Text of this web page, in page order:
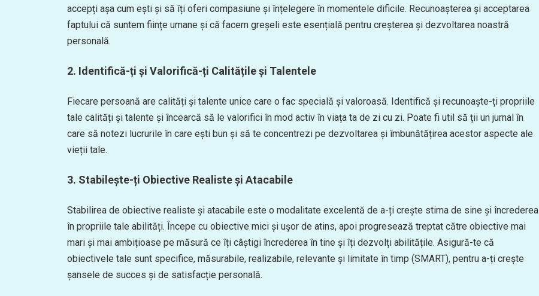
accepți așa cum ești și să îți oferi compasiune și înțelegere în momentele dificile. Recunoașterea și acceptarea
faptului că suntem ființe umane și că facem greșeli este esențială pentru creșterea și dezvoltarea noastră
personală.
2. Identifică-ți și Valorifică-ți Calitățile și Talentele
Fiecare persoană are calități și talente unice care o fac specială și valoroasă. Identifică și recunoaște-ți propriile
tale calități și talente și încearcă să le valorifici în mod activ în viața ta de zi cu zi. Poate fi util să ții un jurnal în
care să notezi lucrurile în care ești bun și să te concentrezi pe dezvoltarea și îmbunătățirea acestor aspecte ale
vieții tale.
3. Stabilește-ți Obiective Realiste și Atacabile
Stabilirea de obiective realiste și atacabile este o modalitate excelentă de a-ți crește stima de sine și încrederea
în propriile tale abilități. Începe cu obiective mici și ușor de atins, apoi progresează treptat către obiective mai
mari și mai ambițioase pe măsură ce îți câștigi încrederea în tine și îți dezvolți abilitățile. Asigură-te că
obiectivele tale sunt specifice, măsurabile, realizabile, relevante și limitate în timp (SMART), pentru a-ți crește
șansele de succes și de satisfacție personală.